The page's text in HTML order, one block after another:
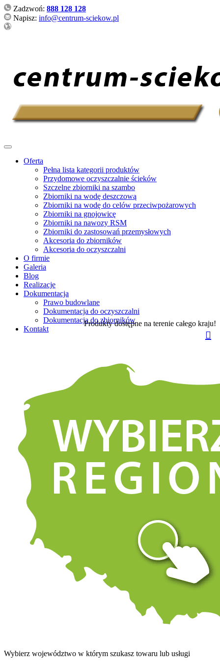
Zadzwoń: 888 128 128
Napisz: info@centrum-sciekow.pl
Oferta
Pełna lista kategorii produktów
Przydomowe oczyszczalnie ścieków
Szczelne zbiorniki na szambo
Zbiorniki na wodę deszczową
Zbiorniki na wodę do celów przeciwpożarowych
Zbiorniki na gnojowicę
Zbiorniki na nawozy RSM
Zbiorniki do zastosowań przemysłowych
Akcesoria do zbiorników
Akcesoria do oczyszczalni
O firmie
Galeria
Blog
Realizacje
Dokumentacja
Prawo budowlane
Dokumentacja do oczyszczalni
Dokumentacja do zbiorników
Kontakt
Produkty dostępne na terenie całego kraju!
Wybierz województwo w którym szukasz towaru lub usługi